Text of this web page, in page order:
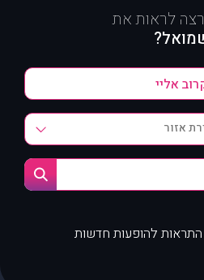
לראות את
אזור
להופעות חדשות